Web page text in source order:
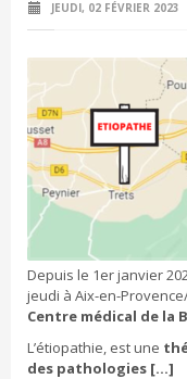
JEUDI, 02 FÉVRIER 2023
Depuis le 1er janvier
jeudi à Aix-en-
Centre médical de la
L’étiopathie, est une
des pathologies […]